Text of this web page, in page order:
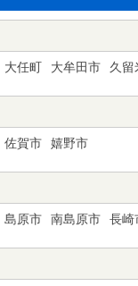
大任町 大牟田市 久留
佐賀市 嬉野市
島原市 南島原市 長崎